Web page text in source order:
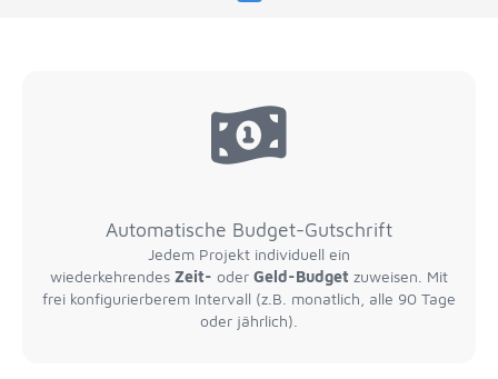
Automatische Budget-Gutschrift
Jedem Projekt individuell ein
wiederkehrendes Zeit- oder Geld-Budget zuweisen. Mit
frei konfigurierberem Intervall (z.B. monatlich, alle 90 Tage
oder jährlich).